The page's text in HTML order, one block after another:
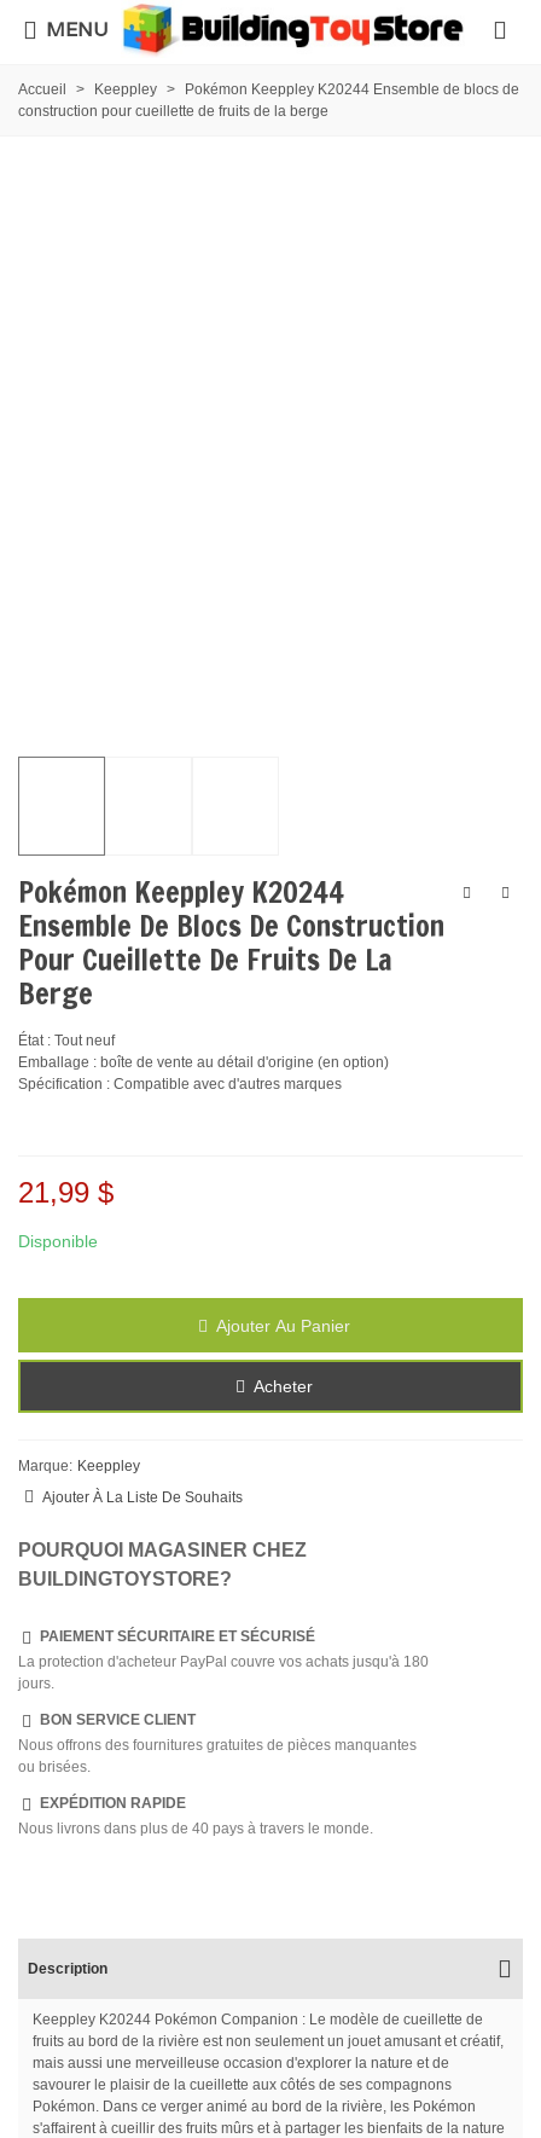
MENU
Accueil > Keeppley >
Pokémon Keeppley K20244 Ensemble de blocs de
construction pour cueillette de fruits de la berge
Pokémon Keeppley K20244
Ensemble De Blocs De Construction
Pour Cueillette De Fruits De La
Berge
État : Tout neuf
Emballage : boîte de vente au détail d'origine (en option)
Spécification : Compatible avec d'autres marques
21,99 $
Disponible
Ajouter Au Panier
Acheter
Marque: Keeppley
Ajouter À La Liste De Souhaits
POURQUOI MAGASINER CHEZ
BUILDINGTOYSTORE?
PAIEMENT SÉCURITAIRE ET SÉCURISÉ
La protection d'acheteur PayPal couvre vos achats jusqu'à 180
jours.
BON SERVICE CLIENT
Nous offrons des fournitures gratuites de pièces manquantes
ou brisées.
EXPÉDITION RAPIDE
Nous livrons dans plus de 40 pays à travers le monde.
Description
Keeppley K20244 Pokémon Companion : Le modèle de cueillette de
fruits au bord de la rivière est non seulement un jouet amusant et créatif,
mais aussi une merveilleuse occasion d'explorer la nature et de
savourer le plaisir de la cueillette aux côtés de ses compagnons
Pokémon. Dans ce verger animé au bord de la rivière, les Pokémon
s'affairent à cueillir des fruits mûrs et à partager les bienfaits de la nature